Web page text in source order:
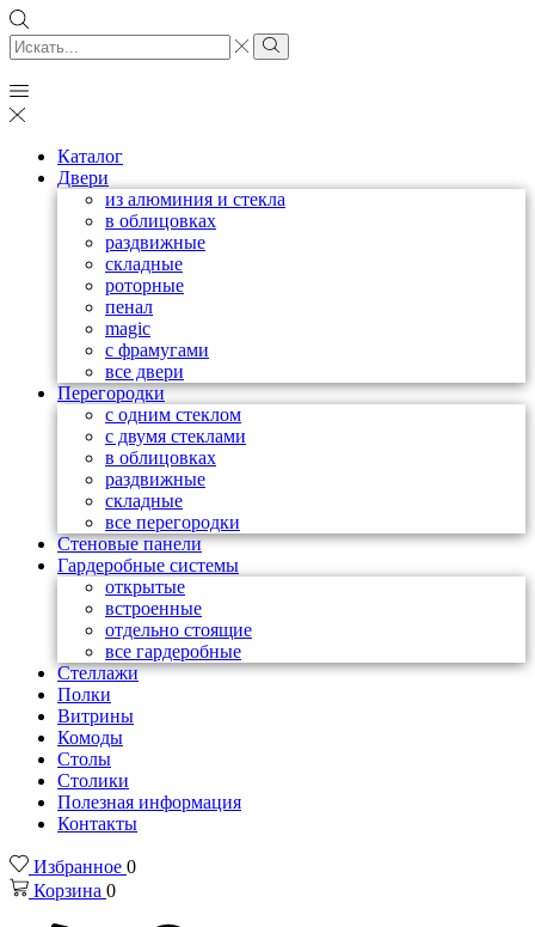
Каталог
Двери
из алюминия и стекла
в облицовках
раздвижные
складные
роторные
пенал
magic
с фрамугами
все двери
Перегородки
с одним стеклом
с двумя стеклами
в облицовках
раздвижные
складные
все перегородки
Стеновые панели
Гардеробные системы
открытые
встроенные
отдельно стоящие
все гардеробные
Стеллажи
Полки
Витрины
Комоды
Столы
Столики
Полезная информация
Контакты
Избранное 0
Корзина 0